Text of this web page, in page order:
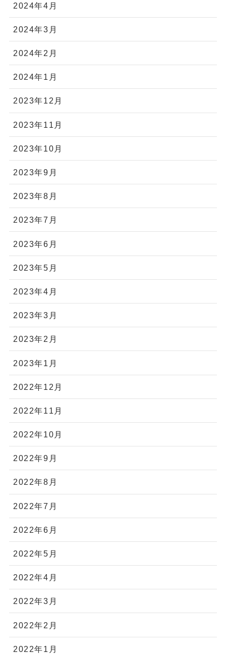
2024年4月
2024年3月
2024年2月
2024年1月
2023年12月
2023年11月
2023年10月
2023年9月
2023年8月
2023年7月
2023年6月
2023年5月
2023年4月
2023年3月
2023年2月
2023年1月
2022年12月
2022年11月
2022年10月
2022年9月
2022年8月
2022年7月
2022年6月
2022年5月
2022年4月
2022年3月
2022年2月
2022年1月